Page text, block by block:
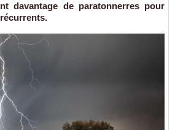
davantage de paratonnerres pour